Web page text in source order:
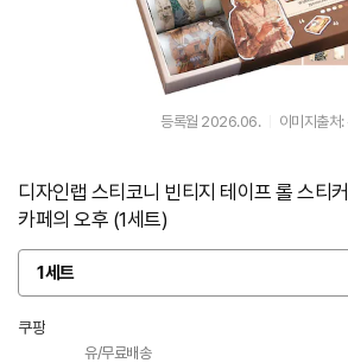
등록월 2026.06. 이미지출처:
디자인랩 스티코니 빈티지 테이프 롤 스티
카페의 오후 (1세트)
1세트
옵
션
선
쿠팡
유/무료배송